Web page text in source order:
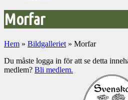
Morfar
Hem » Bildgalleriet » Morfar
Du måste logga in för att se detta
medlem? Bli medlem.